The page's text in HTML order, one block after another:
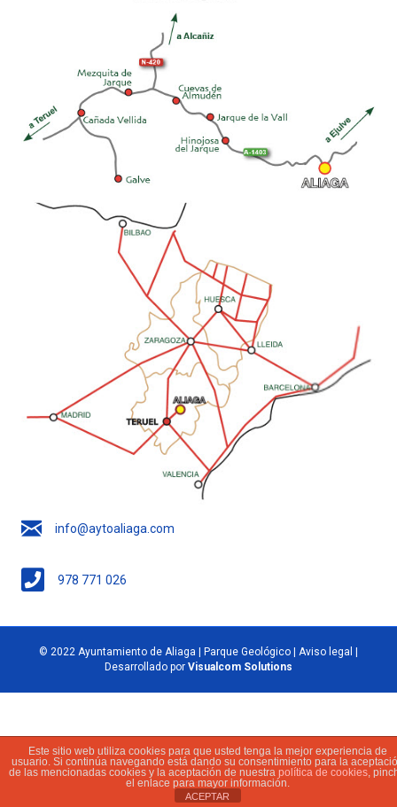
info@aytoaliaga.com
978 771 026
© 2022 Ayuntamiento de Aliaga | Parque Geológico | Aviso legal
Desarrollado por Visualcom Solutions
Este sitio web utiliza cookies para que usted tenga la mejor experiencia de
usuario. Si continúa navegando está dando su consentimiento para la
de las mencionadas cookies y la aceptación de nuestra política de cookies,
el enlace para mayor información.
ACEPTAR